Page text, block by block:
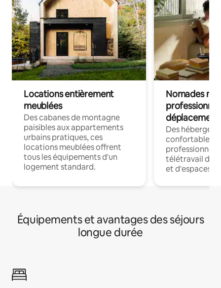
Locations entièrement
meublées
Des cabanes de montagne
paisibles aux appartements
urbains pratiques, ces
locations meublées offrent
tous les équipements d'un
logement standard.
Nomades
déplacement
Des
confortables
professionnels
télétravail
et d'espaces
Équipements et avantages des séjours
longue durée